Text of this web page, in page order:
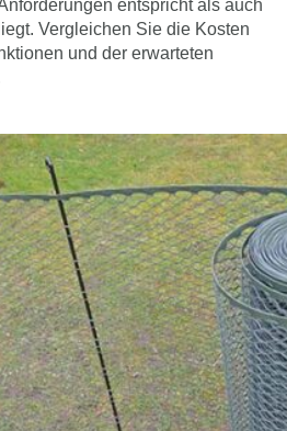
entspricht als auch
Vergleichen Sie die Kosten
und der erwarteten